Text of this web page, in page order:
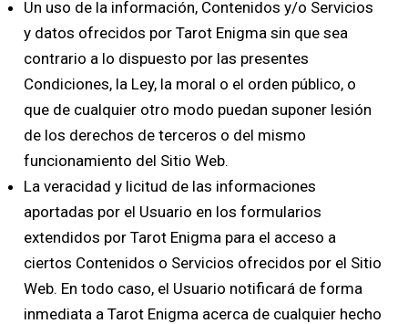
Un uso de la información, Contenidos y/o Servicios
y datos ofrecidos por Tarot Enigma sin que sea
contrario a lo dispuesto por las presentes
Condiciones, la Ley, la moral o el orden público, o
que de cualquier otro modo puedan suponer lesión
de los derechos de terceros o del mismo
funcionamiento del Sitio Web.
La veracidad y licitud de las informaciones
aportadas por el Usuario en los formularios
extendidos por Tarot Enigma para el acceso a
ciertos Contenidos o Servicios ofrecidos por el Sitio
Web. En todo caso, el Usuario notificará de forma
inmediata a Tarot Enigma acerca de cualquier hecho